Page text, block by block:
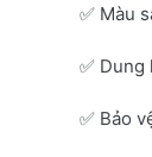
✅ Màu
✅
✅ Bảo